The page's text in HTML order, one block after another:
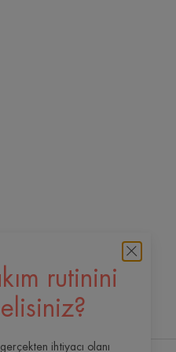
rutinini
ihtiyacı olanı